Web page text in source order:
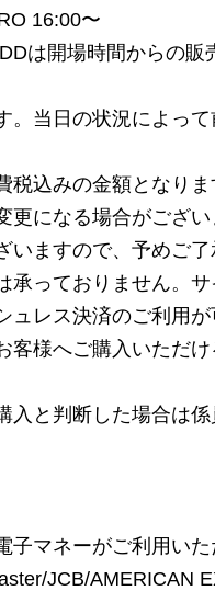
16:00〜
は開場時間からの販
当日の状況によっ
税込みの金額となりま
になる場合がござ
ますので、予めご
っておりません。
レス決済のご利用
様へご購入いただ
入と判断した場合は
子マネーがご利用い
JCB/AMERICAN